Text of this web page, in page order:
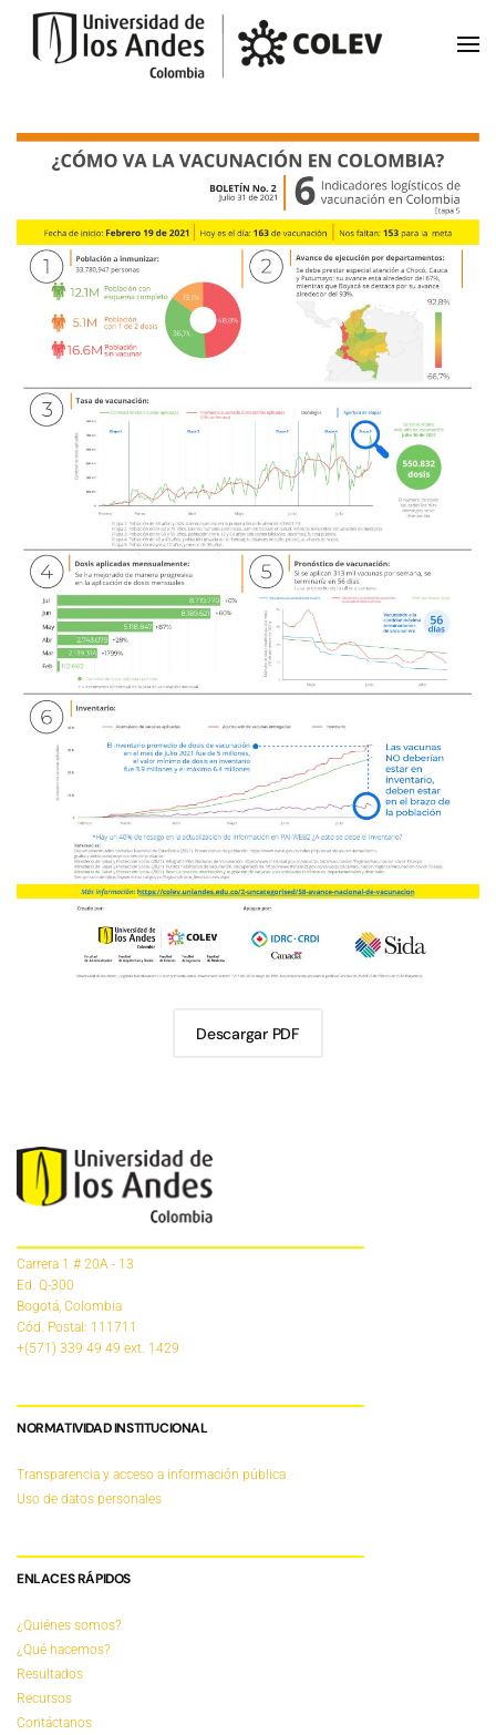
Skip to main content
Descargar PDF
Carrera 1 # 20A - 13
Ed. Q-300
Bogotá, Colombia
Cód. Postal: 111711
+(571) 339 49 49 ext. 1429
NORMATIVIDAD INSTITUCIONAL
Transparencia y acceso a información pública
Uso de datos personales
ENLACES RÁPIDOS
¿Quiénes somos?
¿Qué hacemos?
Resultados
Recursos
Contáctanos